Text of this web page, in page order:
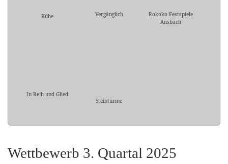
Kühe Vergänglich
Rokoko-Festspiele
Ansbach
In Reih und Glied
Steintürme
Wettbewerb 3. Quartal 2025